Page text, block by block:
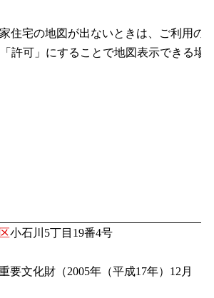
住宅の地図が出ないときは、ご利用の
「許可」にすることで地図表示できる場
小石川5丁目19番4号
要文化財（2005年（平成17年）12月